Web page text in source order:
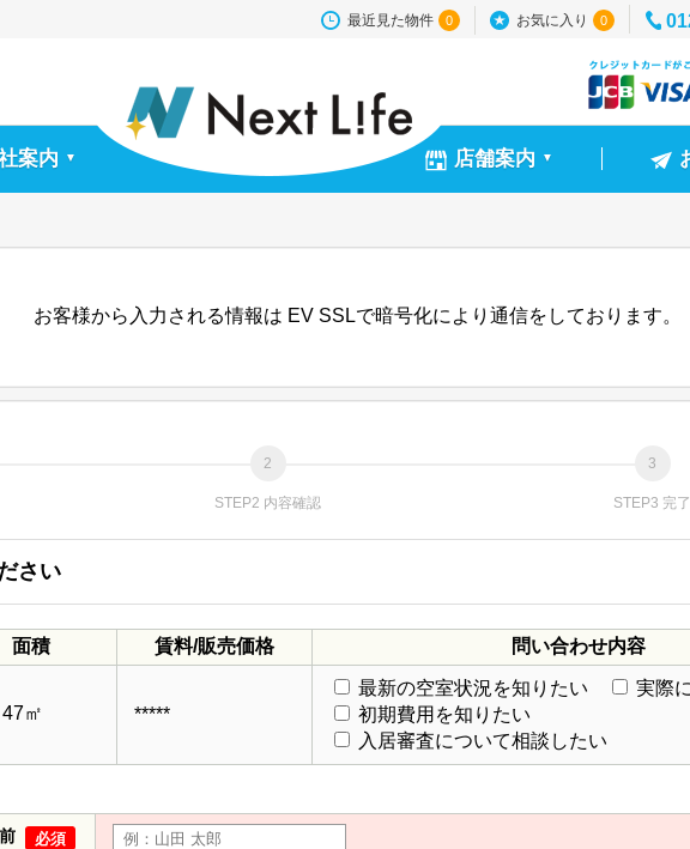
最近見た物件 0 お気に入り 0
案内 ▼ 店舗案内 ▼
お客様から入力される情報は EV SSLで暗号化により通信をしております。
STEP2 内容確認 STEP3 完了
さい
面積 賃料/販売価格 問い合わせ内容
㎡ *****
最新の空室状況を知りたい
実際
初期費用を知りたい
入居審査について相談したい
必須